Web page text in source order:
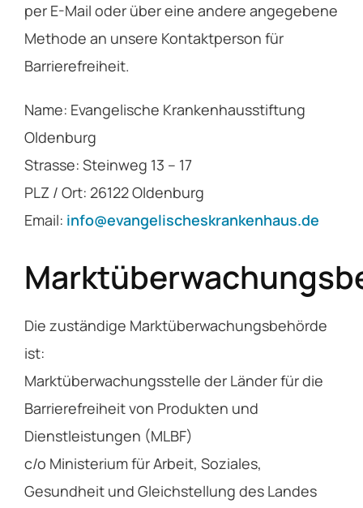
per E-Mail oder über eine andere angegebene
Methode an unsere Kontaktperson für
Barrierefreiheit.
Name: Evangelische Krankenhausstiftung
Oldenburg
Strasse: Steinweg 13 – 17
PLZ / Ort: 26122 Oldenburg
Email: info@evangelischeskrankenhaus.de
Die zuständige Marktüberwachungsbehörde
ist:
Marktüberwachungsstelle der Länder für die
Barrierefreiheit von Produkten und
Dienstleistungen (MLBF)
c/o Ministerium für Arbeit, Soziales,
Gesundheit und Gleichstellung des Landes